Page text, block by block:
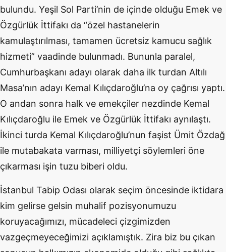
bulundu. Yeşil Sol Parti’nin de içinde olduğu Emek ve
Özgürlük İttifakı da “özel hastanelerin
kamulaştırılması, tamamen ücretsiz kamucu sağlık
hizmeti” vaadinde bulunmadı. Bununla paralel,
Cumhurbaşkanı adayı olarak daha ilk turdan Altılı
Masa’nın adayı Kemal Kılıçdaroğlu’na oy çağrısı yaptı.
O andan sonra halk ve emekçiler nezdinde Kemal
Kılıçdaroğlu ile Emek ve Özgürlük İttifakı aynılaştı.
İkinci turda Kemal Kılıçdaroğlu’nun faşist Ümit Özdağ
ile mutabakata varması, milliyetçi söylemleri öne
çıkarması işin tuzu biberi oldu.
İstanbul Tabip Odası olarak seçim öncesinde iktidara
kim gelirse gelsin muhalif pozisyonumuzu
koruyacağımızı, mücadeleci çizgimizden
vazgeçmeyeceğimizi açıklamıştık. Zira biz bu çıkan